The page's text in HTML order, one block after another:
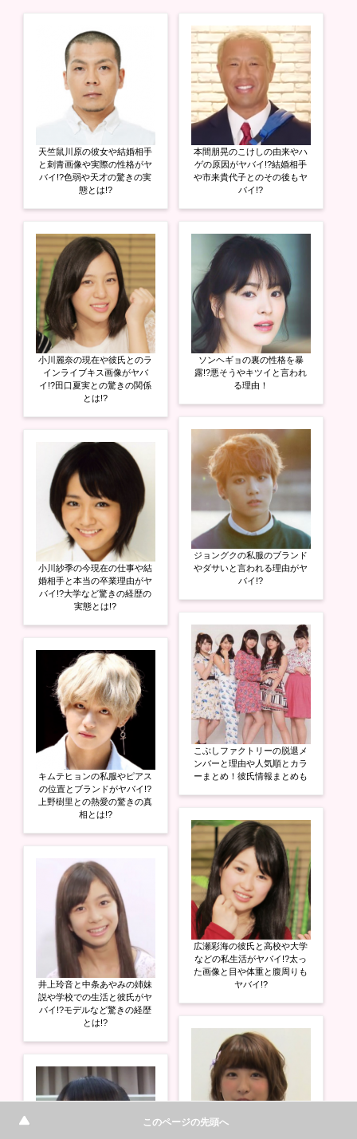
ウ
で
開
き
ま
る
に
ク
リ
ッ
ク
し
て
く
だ
い
(
新
し
い
ウ
ン
ウ
で
き
ま
す
)
で
共
有
(
新
し
い
ウ
ィ
ウ
で
開
き
ま
天竺鼠川原の彼女や結婚相手
と刺青画像や実際の性格がヤ
バイ!?色弱や天才の驚きの実
態とは!?
小川麗奈の現在や彼氏とのラ
インライブキス画像がヤバ
イ!?田口夏実との驚きの関係
とは!?
小川紗季の今現在の仕事や結
婚相手と本当の卒業理由がヤ
バイ!?大学など驚きの経歴の
実態とは!?
キムテヒョンの私服やピアス
の位置とブランドがヤバイ!?
上野樹里との熱愛の驚きの真
相とは!?
井上玲音と中条あやみの姉妹
説や学校での生活と彼氏がヤ
バイ!?モデルなど驚きの経歴
とは!?
本間朋晃のこけしの由来やハ
ゲの原因がヤバイ!?結婚相手
や市来貴代子とのその後もヤ
バイ!?
ソンヘギョの裏の性格を暴
露!?悪そうやキツイと言われ
る理由！
ジョングクの私服のブランド
やダサいと言われる理由がヤ
バイ!?
こぶしファクトリーの脱退メ
ンバーと理由や人気順とカラ
ーまとめ！彼氏情報まとめも
広瀬彩海の彼氏と高校や大学
などの私生活がヤバイ!?太っ
た画像と目や体重と腹周りも
ヤバイ!?
このページの先頭へ